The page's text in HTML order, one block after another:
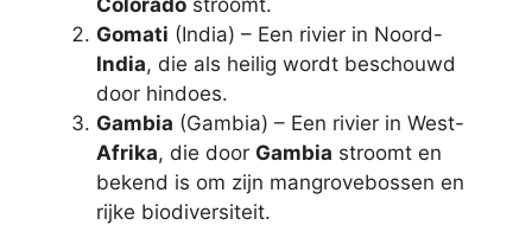
Gomati (India) – Een rivier in Noord-
India, die als heilig wordt beschouwd
door hindoes.
Gambia (Gambia) – Een rivier in West-
Afrika, die door Gambia stroomt en
bekend is om zijn mangrovebossen en
rijke biodiversiteit.